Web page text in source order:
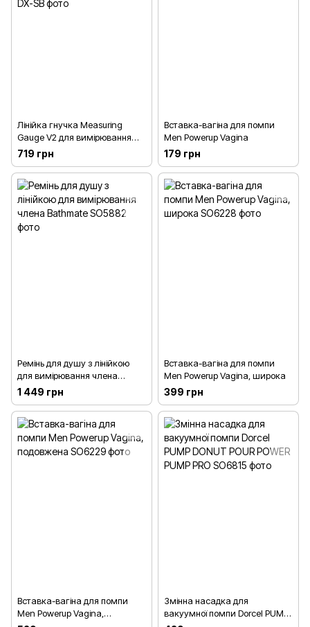
Лінійка гнучка Measuring
Gauge V2 для вимірювання
довжини, діаметру і довжини
окружності члена
719 грн
Вставка-вагіна для помпи
Men Powerup Vagina
179 грн
Ремінь для душу з лінійкою
для вимірювання члена
Bathmate
1 449 грн
Вставка-вагіна для помпи
Men Powerup Vagina, широка
399 грн
Вставка-вагіна для помпи
Men Powerup Vagina,
Змінна насадка для
вакуумної помпи Dorcel PUMP